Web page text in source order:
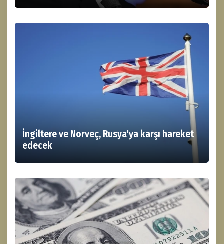
İngiltere ve Norveç, Rusya'ya karşı hareket
edecek